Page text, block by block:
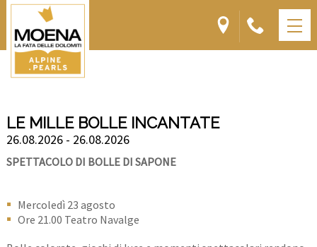
LE MILLE BOLLE INCANTATE
26.08.2026 - 26.08.2026
SPETTACOLO DI BOLLE DI SAPONE
Mercoledì 23 agosto
Ore 21.00 Teatro Navalge